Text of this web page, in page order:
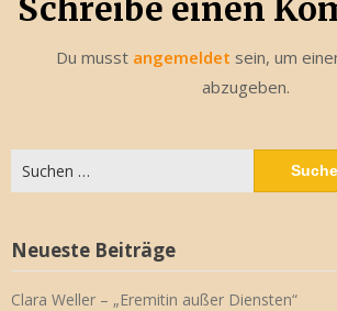
Schreibe einen
Du musst angemeldet sein, um
abzugeben.
Suchen
nach:
Neueste Beiträge
Clara Weller – „Eremitin außer Diensten“